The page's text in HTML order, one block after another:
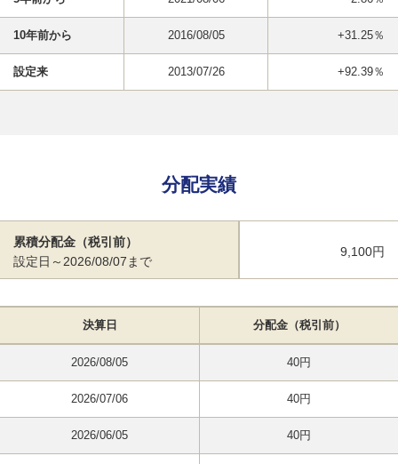
10年前から 2016/08/05 +31.25％
設定来 2013/07/26 +92.39％
分配実績
累積分配金（税引前）
設定日～2026/08/07まで
9,100円
決算日 分配金（税引前）
2026/08/05 40円
2026/07/06 40円
2026/06/05 40円